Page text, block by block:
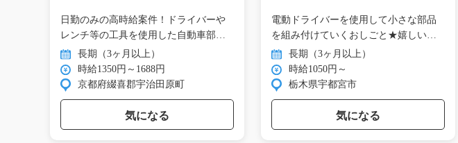
日勤のみの高時給案件！ドライバーや
レンチ等の工具を使用した自動車部
品… 長期（3ヶ月以上）
時給1350円～1688円
京都府綴喜郡宇治田原町
気になる
電動ドライバーを使用して小さな部品
を組み付けていくおしごと★嬉しい土
日… 長期（3ヶ月以上）
時給1050円～
栃木県宇都宮市
気になる